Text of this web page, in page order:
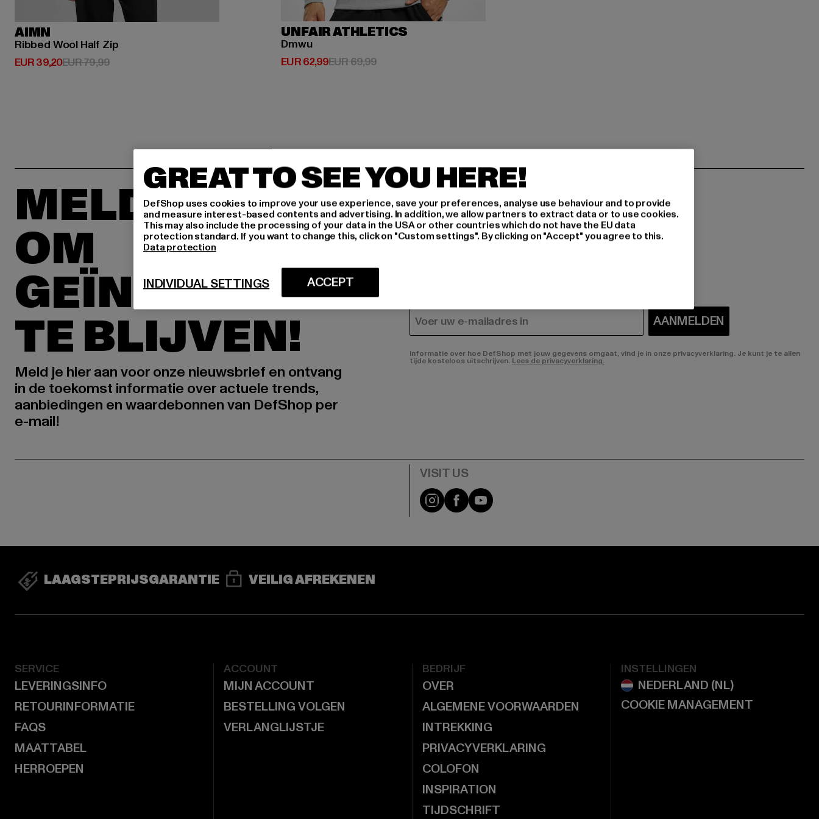
AIMN
Ribbed Wool Half Zip
EUR 39,20
Huidige prijs: EUR 39,20
EUR 79,99Actieprijs: EUR 79,99
UNFAIR ATHLETICS
Dmwu
EUR 62,99
Huidige prijs: EUR 62,99
EUR 69,99Actieprijs: EUR 69,99
MELD JE AAN
OM
GEÏNSPIREERD
TE BLIJVEN!
Meld je hier aan voor onze nieuwsbrief en ontvang
in de toekomst informatie over actuele trends,
aanbiedingen en waardebonnen van DefShop per
e-mail!
E-MAIL AANMELDEN
Informatie over hoe DefShop met jouw gegevens omgaat, vind je in onze privacyverklaring. Je kunt je te allen
tijde kosteloos uitschrijven. Lees de privacyverklaring.
Visit our Instagram page:
Visit our Facebook page:
Visit our YouTube channel:
LAAGSTEPRIJSGARANTIE VEILIG AFREKENEN
SERVICE
LEVERINGSINFO
RETOURINFORMATIE
FAQS
MAATTABEL
HERROEPEN
ACCOUNT
MIJN ACCOUNT
BESTELLING VOLGEN
VERLANGLIJSTJE
BEDRIJF
OVER
ALGEMENE VOORWAARDEN
INTREKKING
PRIVACYVERKLARING
COLOFON
INSPIRATION
TIJDSCHRIFT
INSTELLINGEN
COOKIE MANAGEMENT
GREAT TO SEE YOU HERE!
DefShop uses cookies to improve your use experience, save your preferences, analyse use behaviour and to provide
and measure interest-based contents and advertising. In addition, we allow partners to extract data or to use cookies.
This may also include the processing of your data in the USA or other countries which do not have the EU data
protection standard. If you want to change this, click on "Custom settings". By clicking on "Accept" you agree to this.
Data protection
ACCEPT
INDIVIDUAL SETTINGS